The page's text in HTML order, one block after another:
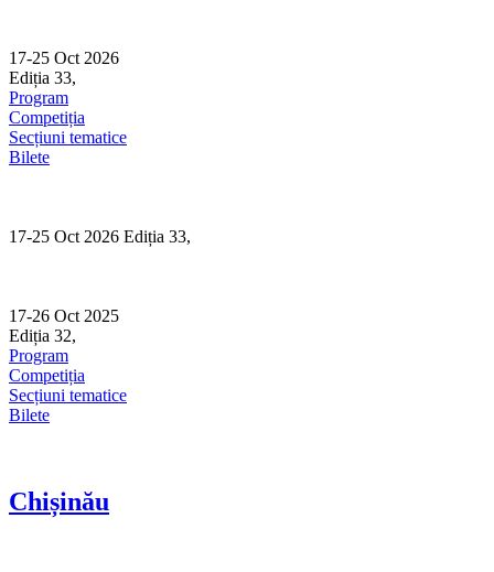
content
17-25 Oct 2026
Ediția 33,
Program
Competiția
Secțiuni tematice
Bilete
17-25 Oct 2026 Ediția 33,
17-26 Oct 2025
Ediția 32,
Program
Competiția
Secțiuni tematice
Bilete
Chișinău